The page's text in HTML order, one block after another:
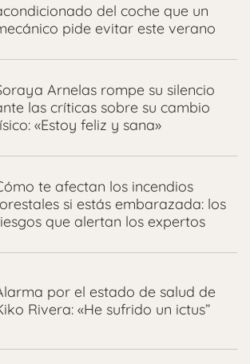
del coche que un
pide evitar este verano
Arnelas rompe su silencio
las críticas sobre su cambio
«Estoy feliz y sana»
te afectan los incendios
si estás embarazada: los
que alertan los expertos
por el estado de salud de
Rivera: «He sufrido un ictus”